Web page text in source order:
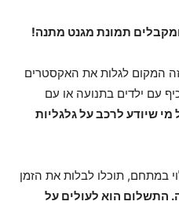
תמונת מגנט מתנה!
המקום לגלות את האקסטרים
עם ילדים בתנועה או עם
מי שיודע לרכב על גלגליות
במתחם, תוכלו לבלות את הזמן
התשלום הוא לעולים על